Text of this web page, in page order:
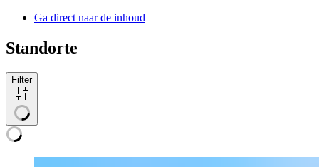
Ga direct naar de inhoud
Standorte
Filter